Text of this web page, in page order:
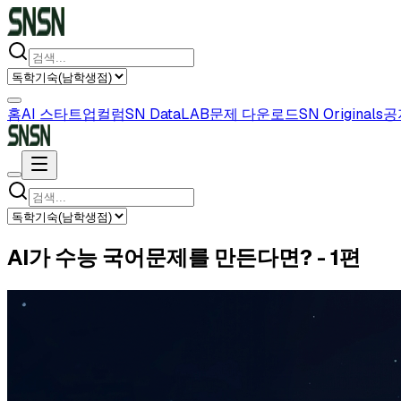
홈AI 스타트업컬럼SN DataLAB문제 다운로드SN Originals
AI가 수능 국어문제를 만든다면? - 1편